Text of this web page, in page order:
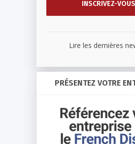
Lire les dernières
PRÉSENTEZ VOTRE